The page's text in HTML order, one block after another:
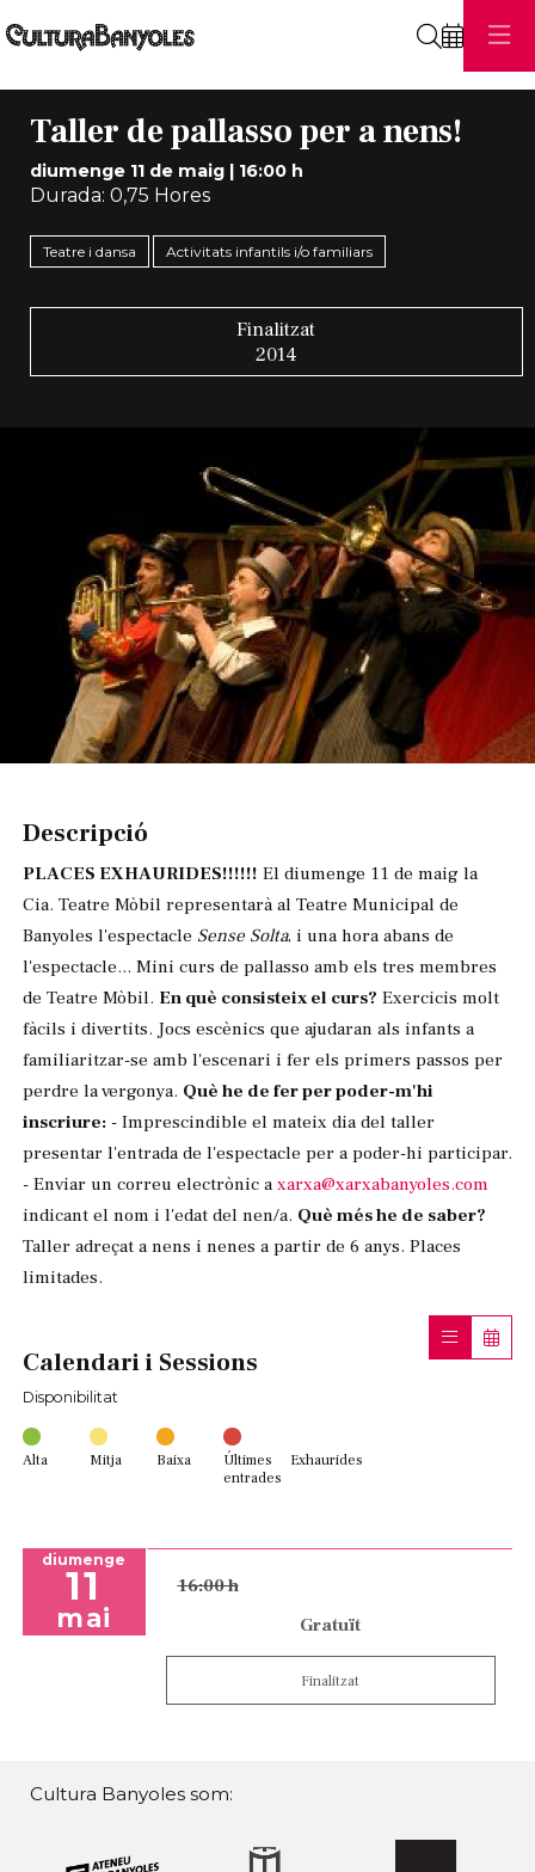
Taller de pallasso per a nens!
diumenge 11 de maig| 16:00 h
Durada: 0,75 Hores
Teatre i dansa Activitats infantils i/o familiars
Finalitzat
2014
Descripció
PLACES EXHAURIDES!!!!!! El diumenge 11 de maig la
Cia. Teatre Mòbil representarà al Teatre Municipal de
Banyoles l'espectacle Sense Solta, i una hora abans de
l'espectacle... Mini curs de pallasso amb els tres membres
de Teatre Mòbil. En què consisteix el curs? Exercicis molt
fàcils i divertits. Jocs escènics que ajudaran als infants a
familiaritzar-se amb l'escenari i fer els primers passos per
perdre la vergonya. Què he de fer per poder-m'hi
inscriure: - Imprescindible el mateix dia del taller
presentar l'entrada de l'espectacle per a poder-hi participar.
- Enviar un correu electrònic a xarxa@xarxabanyoles.com
indicant el nom i l'edat del nen/a. Què més he de saber?
Taller adreçat a nens i nenes a partir de 6 anys. Places
limitades.
Calendari i Sessions
Disponibilitat
Alta Mitja Baixa
Últimes
entrades
Exhaurides
diumenge
11
mai
16:00 h
Gratuït
Finalitzat
Cultura Banyoles som: